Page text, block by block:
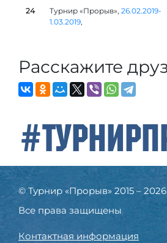
24 Турнир «Прорыв», 26.02.2019-
1.03.2019,
Расскажите
© Турнир «Прорыв» 2015 – 2026
Все права защищены
Контактная информация